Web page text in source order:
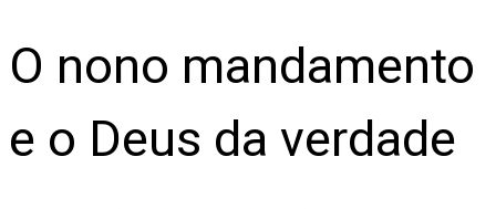
O nono mandamento
e o Deus da verdade